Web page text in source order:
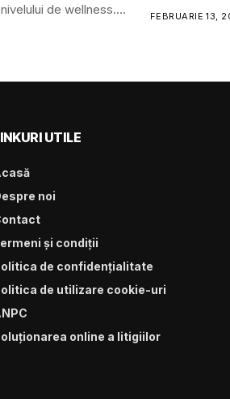
de wellness.
forme, inclusiv:
FEBRUARIE 13,
UTILE
noi
și condiții
de confidențialitate
de utilizare cookie-uri
online a litigiilor